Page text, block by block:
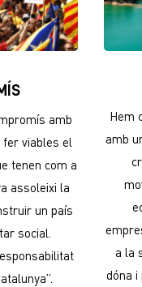
amb
viables el
tenen com a
assoleixi la
un país
social.
Hem
amb
a la
dóna